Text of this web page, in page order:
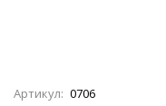
Артикул: 0706